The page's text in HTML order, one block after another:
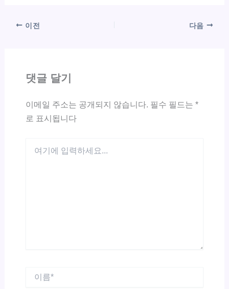
이전 다음
댓글 달기
이메일 주소는 공개되지 않습니다. 필수 필드는 *
로 표시됩니다